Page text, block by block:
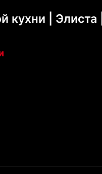
кухни | Элиста